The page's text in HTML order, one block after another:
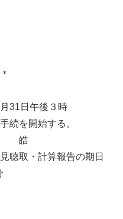
31日午後３時
を開始する。
皓
聴取・計算報告の期日